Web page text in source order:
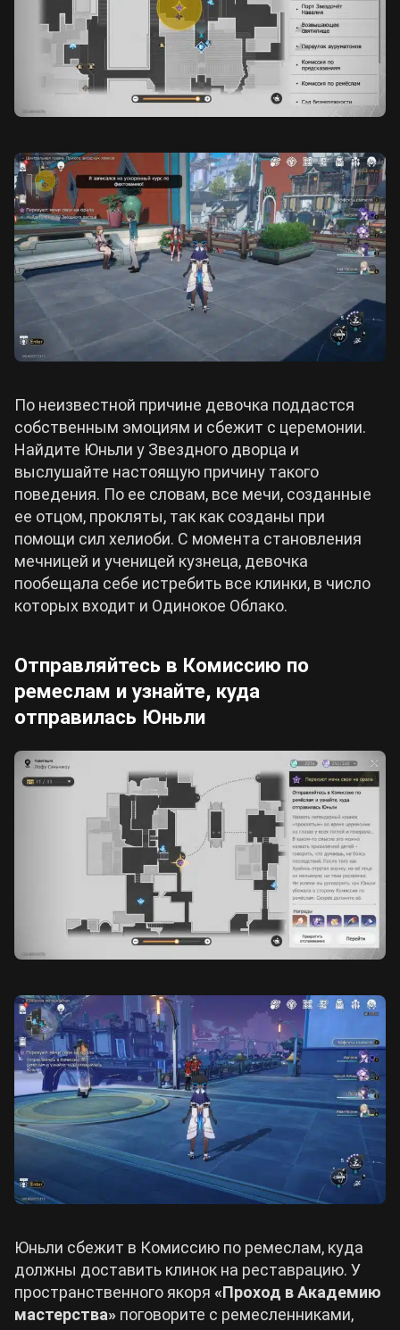
По неизвестной причине девочка поддастся
собственным эмоциям и сбежит с церемонии.
Найдите Юньли у Звездного дворца и
выслушайте настоящую причину такого
поведения. По ее словам, все мечи, созданные
ее отцом, прокляты, так как созданы при
помощи сил хелиоби. С момента становления
мечницей и ученицей кузнеца, девочка
пообещала себе истребить все клинки, в число
которых входит и Одинокое Облако.
Отправляйтесь в Комиссию по
ремеслам и узнайте, куда
отправилась Юньли
Юньли сбежит в Комиссию по ремеслам, куда
должны доставить клинок на реставрацию. У
пространственного якоря «Проход в Академию
мастерства» поговорите с ремесленниками,